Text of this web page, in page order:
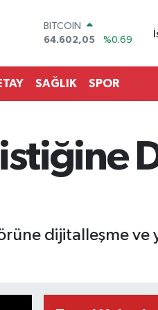
47,6006
55,0250
STERLİN
64,2398
%0.2
BİST100
13.768
%48
SAĞLIK SPOR
dijitalleşme ve